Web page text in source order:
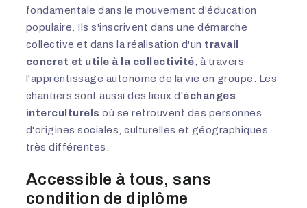
fondamentale dans le mouvement d'éducation
populaire. Ils s'inscrivent dans une démarche
collective et dans la réalisation d'un travail
concret et utile à la collectivité , à travers
l'apprentissage autonome de la vie en groupe. Les
chantiers sont aussi des lieux d'échanges
interculturels où se retrouvent des personnes
d'origines sociales, culturelles et géographiques
très différentes.
Accessible à tous, sans
condition de diplôme